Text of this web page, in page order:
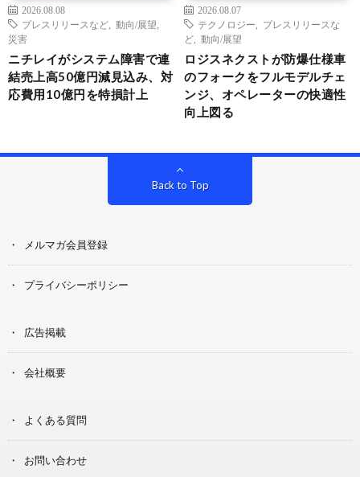
2026.08.08
プレスリリースなど
動向/展望
災害
ニチレイがシステム障害で連
結売上高50億円減見込み、対
応費用10億円を特損計上
2026.08.07
テクノロジー
プレスリリースな
ど
動向/展望
ロジスネクストが防爆仕様車
のフォークをフルモデルチェ
ンジ、オペレーターの快適性
向上図る
Back to Top
メルマガ会員登録
プライバシーポリシー
広告掲載
会社概要
よくある質問
お問い合わせ